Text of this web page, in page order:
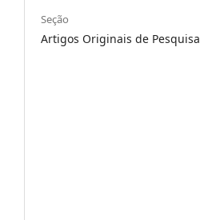
Seção
Artigos Originais de Pesquisa